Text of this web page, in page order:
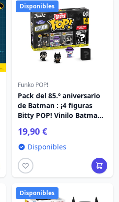
Disponibles
Funko POP!
Pack del 85.º aniversario
de Batman : ¡4 figuras
Bitty POP! Vinilo Batman
19,90 €
Disponibles
Disponibles